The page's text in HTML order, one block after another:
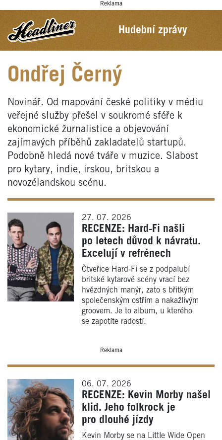
Reklama
Hudební zprávy
Ondřej Černý
Novinář. Od mapování české politiky v médiu
veřejné služby přešel v soukromé sféře k
ekonomické žurnalistice a objevování
zajímavých příběhů zakladatelů startupů.
Podobně hledá nové tváře v muzice. Slabost
pro kytary, indie, irskou, britskou a
novozélandskou scénu.
27. 07. 2026
RECENZE: Hard‑Fi našli
po letech důvod k návratu.
Excelují v refrénech
Čtveřice Hard‑Fi se z podpalubí
britské kytarové scény vrací bez
hvězdných manýr, zato s břitkým
společenským ostřím a nakažlivým
groovem. Je to album, u kterého
se zapotíte radostí.
Reklama
06. 07. 2026
RECENZE: Kevin Morby našel
klid. Jeho folkrock je
pro dlouhé jízdy
Kevin Morby se na Little Wide Open